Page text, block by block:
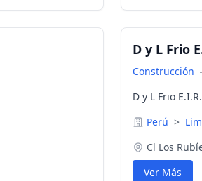
D y L Frio
Construcción
D y L Frio
Perú >
Cl Los
Ver Más